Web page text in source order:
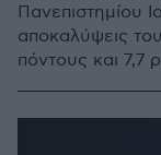
Πανεπιστημίου
αποκαλύψεις
πόντους και 7,7